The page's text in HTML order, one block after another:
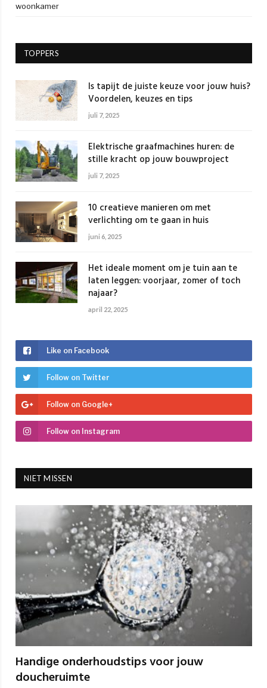
woonkamer
TOPPERS
Is tapijt de juiste keuze voor jouw huis?
Voordelen, keuzes en tips
juli 7, 2025
Elektrische graafmachines huren: de
stille kracht op jouw bouwproject
juli 7, 2025
10 creatieve manieren om met
verlichting om te gaan in huis
juni 6, 2025
Het ideale moment om je tuin aan te
laten leggen: voorjaar, zomer of toch
najaar?
april 22, 2025
Like on Facebook
Follow on Twitter
Follow on Google+
Follow on Instagram
NIET MISSEN
Handige onderhoudstips voor jouw
doucheruimte